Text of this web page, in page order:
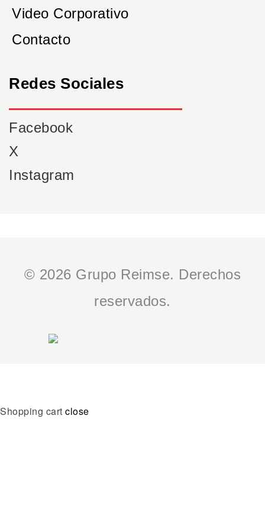
Video Corporativo
Contacto
Redes Sociales
Facebook
X
Instagram
© 2026 Grupo Reimse. Derechos
reservados.
Shopping cart close